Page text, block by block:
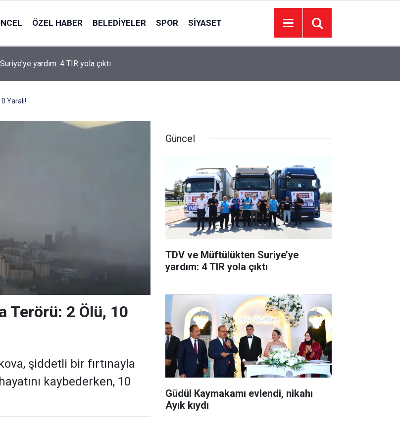
ÖZEL HABER BELEDIYELER SPOR SIYASET
yardım: 4 TIR yola çıktı
Yaralı!
Terörü: 2 Ölü, 10
şiddetli bir fırtınayla
kaybederken, 10
Güncel
TDV ve Müftülükten Suriye’ye
yardım: 4 TIR yola çıktı
Güdül Kaymakamı evlendi, nikahı
Ayık kıydı